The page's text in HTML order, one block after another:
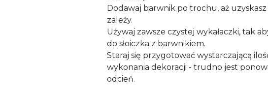
Dodawaj barwnik po trochu, aż
zależy.
Używaj zawsze czystej wykałaczki, tak
do słoiczka z barwnikiem.
Staraj się przygotować wystarczającą
wykonania dekoracji - trudno jest
odcień.